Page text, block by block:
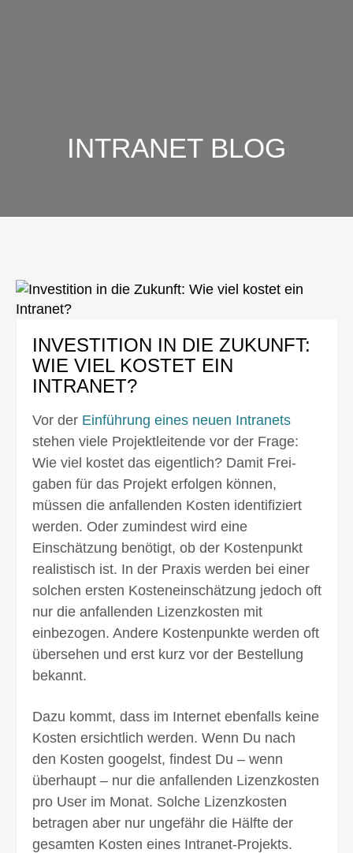
INTRANET BLOG
INVESTITION IN DIE ZUKUNFT:
WIE VIEL KOSTET EIN
INTRANET?
Vor der Einführung eines neuen Intranets
stehen viele Projekt­leitende vor der Frage:
Wie viel kostet das eigentlich? Damit Frei­
gaben für das Projekt er­folgen können,
müssen die anfallenden Kosten identi­fiziert
werden. Oder zumindest wird eine
Einschätzung benötigt, ob der Kosten­punkt
realistisch ist. In der Praxis werden bei einer
solchen ersten Kosten­einschätzung jedoch oft
nur die anfallenden Lizenz­kosten mit
einbezogen. Andere Kosten­punkte werden oft
über­sehen und erst kurz vor der Bestellung
bekannt.
Dazu kommt, dass im Internet ebenfalls keine
Kosten ersichtlich werden. Wenn Du nach
den Kosten googelst, findest Du – wenn
überhaupt – nur die anfallenden Lizenz­kosten
pro User im Monat. Solche Lizenz­kosten
betragen aber nur ungefähr die Hälfte der
gesamten Kosten eines Intranet-Projekts.